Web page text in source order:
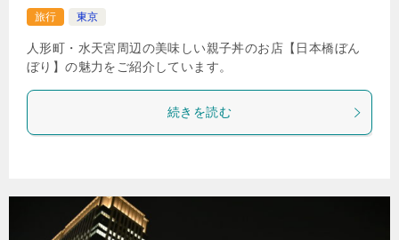
旅行
東京
人形町・水天宮周辺の美味しい親子丼のお店【日本橋ぼん
ぼり】の魅力をご紹介しています。
続きを読む